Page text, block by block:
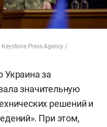
Press Agency /
Украина за
значительную
решений и
При этом,